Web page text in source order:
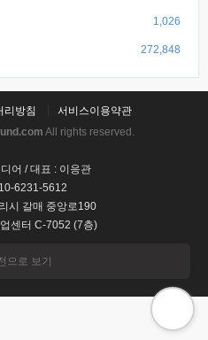
1,026
272,848
리방침
서비스이용약관
All rights reserved.
어 / 대표 : 이응관
6231-5612
시 갈매 중앙로190
센터 C-7052 (7층)
으로 보기